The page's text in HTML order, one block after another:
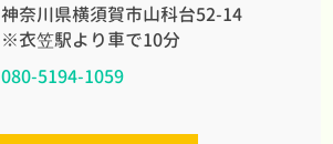
神奈川県横須賀市山科台52-14
※衣笠駅より車で10分
080-5194-1059